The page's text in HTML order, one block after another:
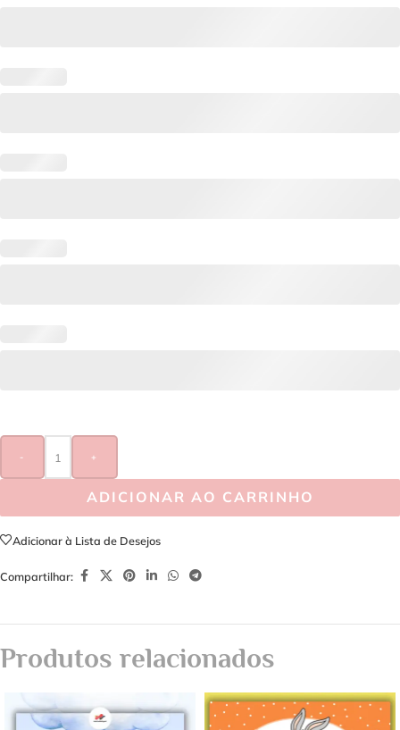
- +
ADICIONAR AO CARRINHO
Adicionar à Lista de Desejos
Compartilhar:
Produtos relacionados